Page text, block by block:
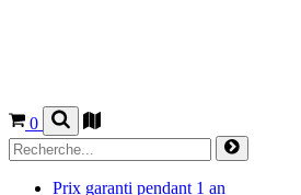
0
Prix garanti pendant 1 an